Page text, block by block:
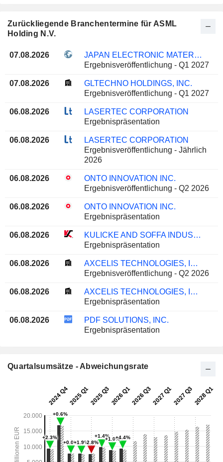
Zurückliegende Branchentermine für ASML
Holding N.V.
07.08.2026
JAPAN ELECTRONIC MATERIALS CORPORATION
Ergebnisveröffentlichung - Q1 2027
07.08.2026
GLTECHNO HOLDINGS, INC.
Ergebnisveröffentlichung - Q1 2027
06.08.2026
LASERTEC CORPORATION
Ergebnispräsentation
06.08.2026
LASERTEC CORPORATION
Ergebnisveröffentlichung - Jährlich
2026
06.08.2026
ONTO INNOVATION INC.
Ergebnisveröffentlichung - Q2 2026
06.08.2026
ONTO INNOVATION INC.
Ergebnispräsentation
06.08.2026
KULICKE AND SOFFA INDUSTRIES, INC.
Ergebnispräsentation
06.08.2026
AXCELIS TECHNOLOGIES, INC.
Ergebnisveröffentlichung - Q2 2026
06.08.2026
AXCELIS TECHNOLOGIES, INC.
Ergebnispräsentation
06.08.2026
PDF SOLUTIONS, INC.
Ergebnispräsentation
Quartalsumsätze - Abweichungsrate